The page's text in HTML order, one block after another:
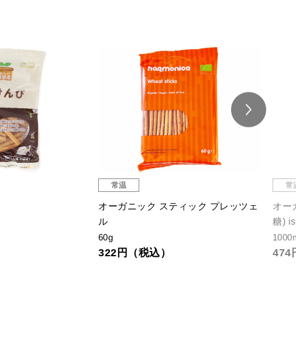
常温
オーガニック スティック プレッツェ
ル
60g
322円（税込）
常
オー
糖)
474